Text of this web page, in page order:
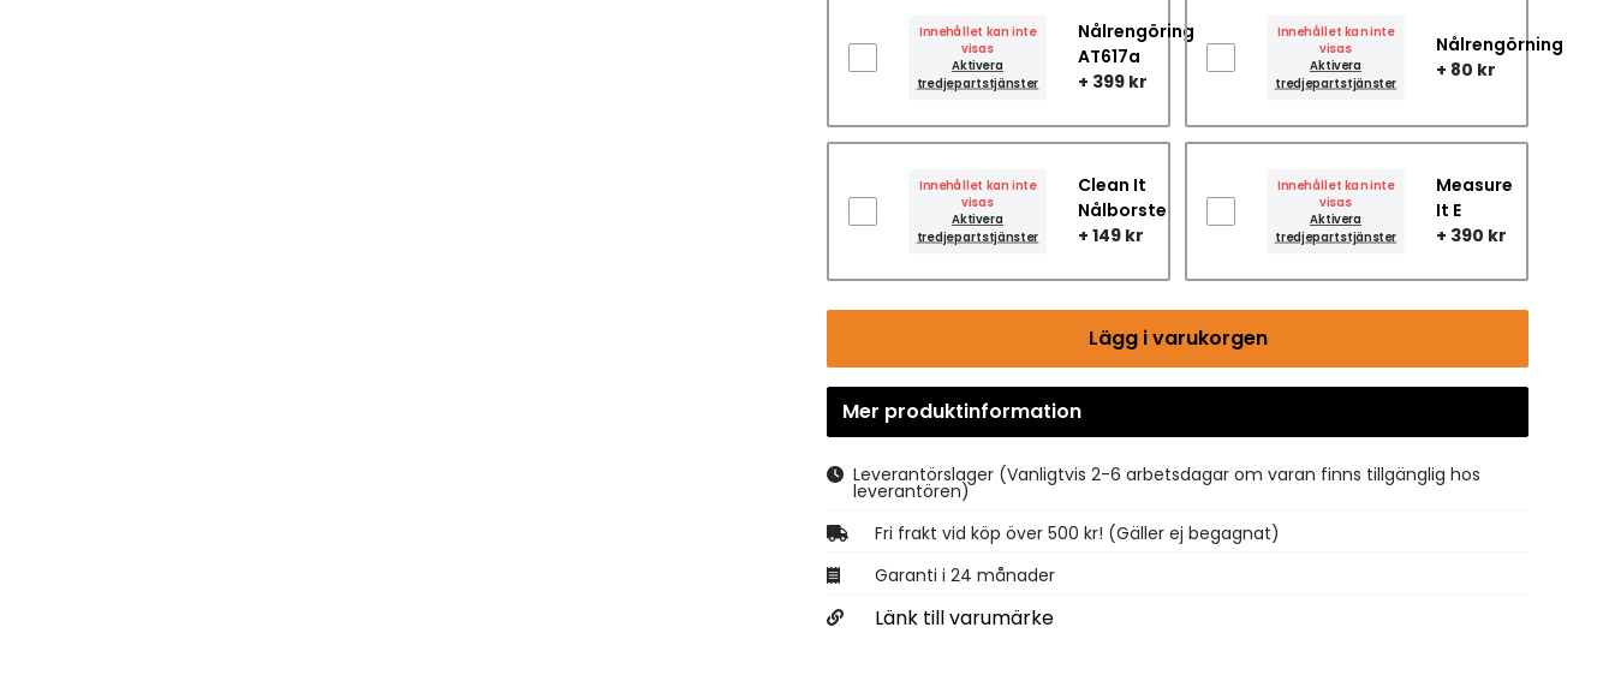
Innehållet kan inte
visas
Aktivera
tredjepartstjänster
Nålrengöring
AT617a
+ 399 kr
Innehållet kan inte
visas
Aktivera
tredjepartstjänster
Nålrengörning
+ 80 kr
Innehållet kan inte
visas
Aktivera
tredjepartstjänster
Clean It
Nålborste
+ 149 kr
Innehållet kan inte
visas
Aktivera
tredjepartstjänster
Measure
It E
+ 390 kr
Lägg i varukorgen
Mer produktinformation
Leverantörslager (Vanligtvis 2-6 arbetsdagar om varan finns tillgänglig hos
leverantören)
Fri frakt vid köp över 500 kr! (Gäller ej begagnat)
Garanti i 24 månader
Länk till varumärke